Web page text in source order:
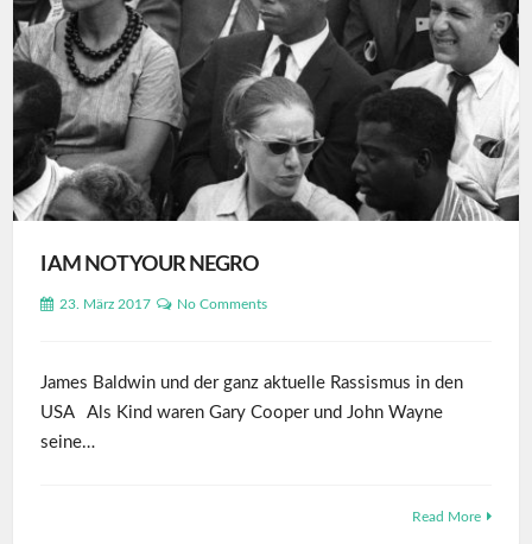
I AM NOT YOUR NEGRO
23. März 2017 No Comments
James Baldwin und der ganz aktuelle Rassismus in den
USA Als Kind waren Gary Cooper und John Wayne
seine…
Read More